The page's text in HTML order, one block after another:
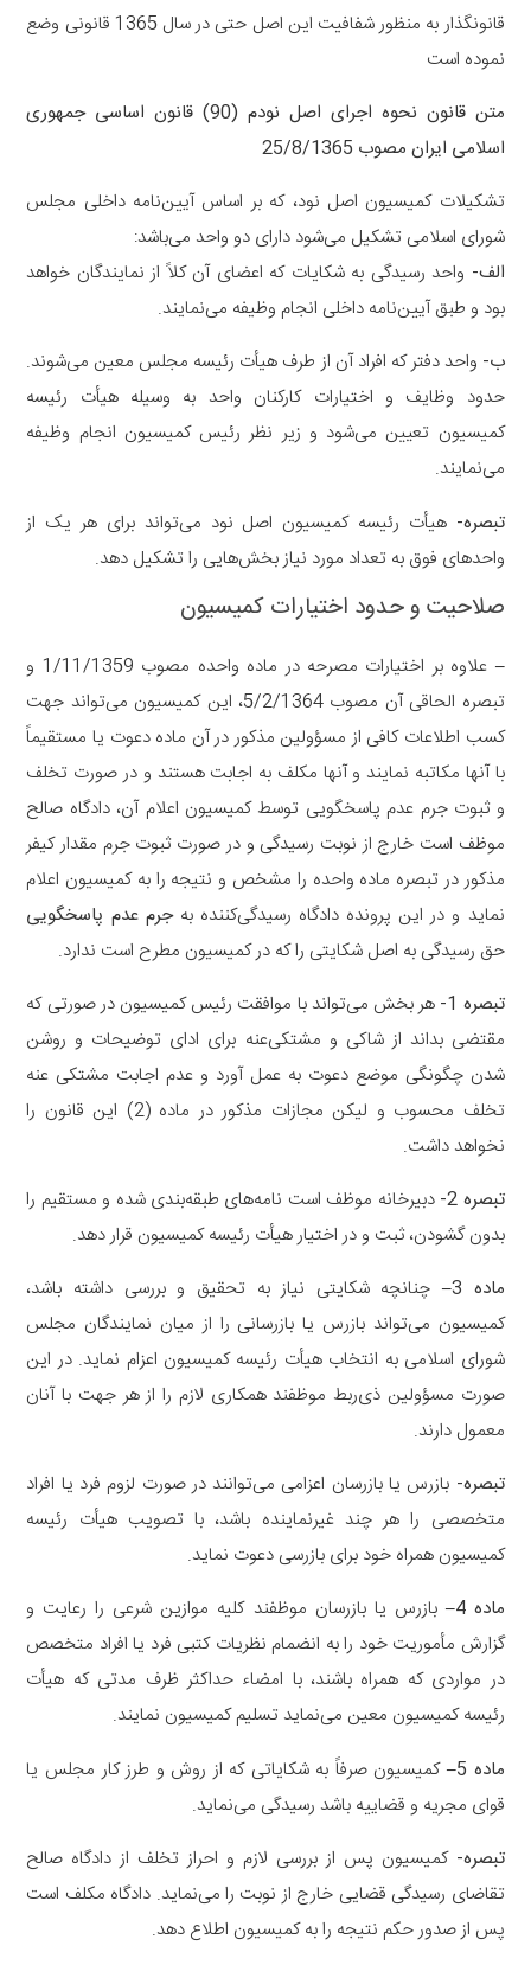
قانونگذار به منظور شفافیت این اصل حتی در سال 1365 قانونی وضع
نموده است
متن قانون نحوه اجرای اصل نودم (90) قانون اساسی جمهوری
اسلامی ایران مصوب 25/8/1365
تشکیلات کمیسیون اصل نود، که بر اساس آیین‌نامه داخلی مجلس
شورای اسلامی تشکیل می‌شود دارای دو واحد می‌باشد:
‌الف- واحد رسیدگی به شکایات که اعضای آن کلاً از نمایندگان خواهد
بود و طبق آیین‌نامه داخلی انجام وظیفه می‌نمایند.
ب- واحد دفتر که افراد آن از طرف هیأت رئیسه مجلس معین می‌شوند.
حدود وظایف و اختیارات کارکنان واحد به وسیله هیأت رئیسه
کمیسیون تعیین می‌شود و زیر نظر رئیس کمیسیون انجام وظیفه
می‌نمایند.
‌تبصره- هیأت ‌رئیسه کمیسیون اصل نود می‌تواند برای هر یک از
واحدهای فوق به تعداد مورد نیاز بخش‌هایی را تشکیل دهد.
صلاحیت و حدود اختیارات کمیسیون
–
علاوه بر اختیارات مصرحه در ماده واحده مصوب 1/11/1359 و
تبصره الحاقی آن مصوب 5/2/1364، این کمیسیون می‌تواند جهت‌
کسب اطلاعات کافی از مسؤولین مذکور در آن ماده دعوت یا مستقیماً
با آنها مکاتبه نمایند و آنها مکلف به اجابت هستند و در صورت تخلف
و ثبوت‌ جرم عدم پاسخگویی توسط کمیسیون اعلام آن، دادگاه صالح
موظف است خارج از نوبت رسیدگی و در صورت ثبوت جرم مقدار کیفر
مذکور در تبصره ماده واحده را مشخص و نتیجه را به کمیسیون اعلام
نماید و در این پرونده دادگاه رسیدگی‌کننده بهجرم عدم پاسخگویی
حق رسیدگی به اصل شکایتی ‌را که در کمیسیون مطرح است ندارد.
تبصره 1-
هر بخش می‌تواند با موافقت رئیس کمیسیون در صورتی که
مقتضی بداند از شاکی و مشتکی‌عنه برای ادای توضیحات و روشن
شدن ‌چگونگی موضع دعوت به عمل آورد و عدم اجابت مشتکی عنه
تخلف محسوب و لیکن مجازات مذکور در ماده (2) این قانون را
نخواهد داشت.
‌تبصره 2-
دبیرخانه موظف است نامه‌های طبقه‌بندی شده و مستقیم را
بدون گشودن، ثبت و در اختیار هیأت رئیسه کمیسیون قرار دهد.
‌ماده 3
– چنانچه شکایتی نیاز به تحقیق و بررسی داشته باشد،
کمیسیون می‌تواند بازرس یا بازرسانی را از میان نمایندگان مجلس
شورای اسلامی به انتخاب هیأت رئیسه کمیسیون اعزام نماید. در این
صورت مسؤولین ذی‌ربط موظفند همکاری لازم را از هر جهت با آنان
معمول دارند.
تبصره- بازرس یا بازرسان اعزامی می‌توانند در صورت لزوم فرد یا افراد
متخصصی را هر چند غیرنماینده باشد، با تصویب هیأت رئیسه
کمیسیون همراه خود برای بازرسی دعوت نماید.
‌ماده 4 – بازرس یا بازرسان موظفند کلیه موازین شرعی را رعایت و
گزارش مأموریت خود را به انضمام نظریات کتبی فرد یا افراد متخصص
در‌ مواردی که همراه باشند، با امضاء حداکثر ظرف مدتی که هیأت
رئیسه کمیسیون معین می‌نماید تسلیم کمیسیون نمایند.
ماده 5 –کمیسیون صرفاً به شکایاتی که از روش و طرز کار مجلس یا
قوای مجریه و قضاییه باشد رسیدگی می‌نماید.
‌تبصره- کمیسیون پس از بررسی لازم و احراز تخلف از دادگاه صالح
تقاضای رسیدگی قضایی خارج از نوبت را می‌نماید. دادگاه مکلف است
پس از‌ صدور حکم نتیجه را به کمیسیون اطلاع دهد.